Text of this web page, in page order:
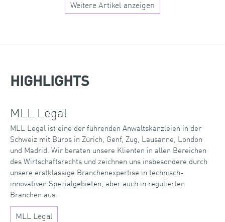
Weitere Artikel anzeigen
HIGHLIGHTS
MLL Legal
MLL Legal ist eine der führenden Anwaltskanzleien in der
Schweiz mit Büros in Zürich, Genf, Zug, Lausanne, London
und Madrid. Wir beraten unsere Klienten in allen Bereichen
des Wirtschaftsrechts und zeichnen uns insbesondere durch
unsere erstklassige Branchenexpertise in technisch-
innovativen Spezialgebieten, aber auch in regulierten
Branchen aus.
MLL Legal